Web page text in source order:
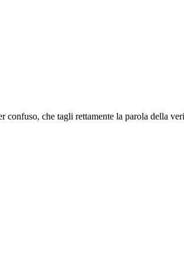
confuso, che tagli rettamente la parola della